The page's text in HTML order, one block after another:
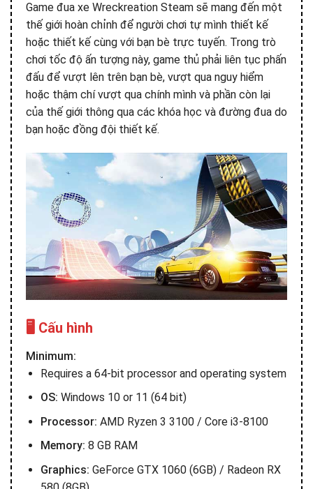
Game đua xe Wreckreation Steam sẽ mang đến một
thế giới hoàn chỉnh để người chơi tự mình thiết kế
hoặc thiết kế cùng với bạn bè trực tuyến. Trong trò
chơi tốc độ ấn tượng này, game thủ phải liên tục phấn
đấu để vượt lên trên bạn bè, vượt qua nguy hiểm
hoặc thậm chí vượt qua chính mình và phần còn lại
của thế giới thông qua các khóa học và đường đua do
bạn hoặc đồng đội thiết kế.
🖥️ Cấu hình
Minimum:
Requires a 64-bit processor and operating system
OS: Windows 10 or 11 (64 bit)
Processor: AMD Ryzen 3 3100 / Core i3-8100
Memory: 8 GB RAM
Graphics: GeForce GTX 1060 (6GB) / Radeon RX